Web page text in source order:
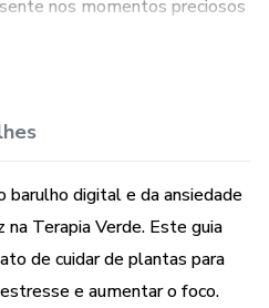
nos momentos preciosos
ou se preocupando com o
só parece aumentar o
não está em tentar esvaziar a
algo real, tátil e vivo. O
é o seu guia prático para a
a usar o ato simples e
barulho digital e da ansiedade
na Terapia Verde. Este guia
de cuidar de plantas para
e aumentar o foco.